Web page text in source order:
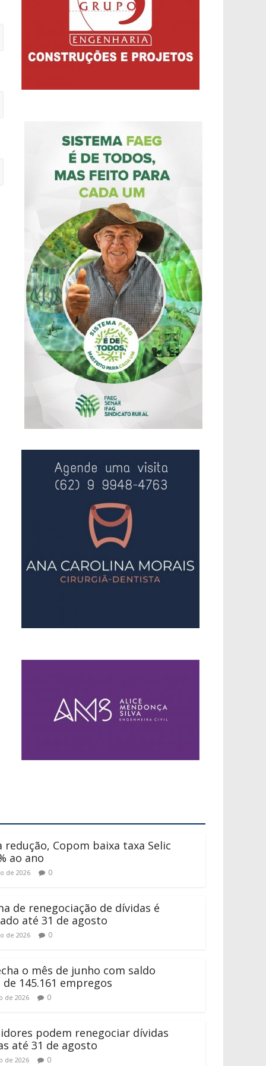
redução, Copom baixa taxa Selic
ao ano
de 2026 0
de renegociação de dívidas é
até 31 de agosto
de 2026 0
o mês de junho com saldo
145.161 empregos
de 2026 0
podem renegociar dívidas
até 31 de agosto
de 2026 0